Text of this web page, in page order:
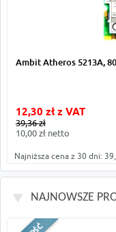
Ambit Atheros 5213A,
12,30 zł z VAT
39,36 zł
10,00 zł netto
Najniższa cena z 30 dni:
NAJNOWSZE